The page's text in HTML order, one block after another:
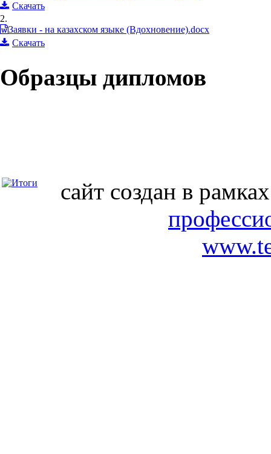
Скачать
2.
Заявки - на казахском языке (Вдохновение).docx
Скачать
Образцы дипломов
сайт создан в